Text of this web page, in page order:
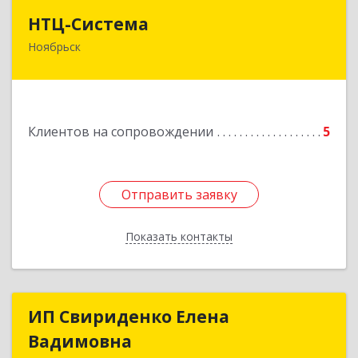
НТЦ-Система
Ноябрьск
Клиентов на сопровождении 5
Отправить заявку
Показать контакты
629804, Ямало-Ненецкий АО, Ноябрьск г, 60 лет
Отправить заявку
Назад
ИП Свириденко Елена
Вадимовна
ИП Свириденко Елена